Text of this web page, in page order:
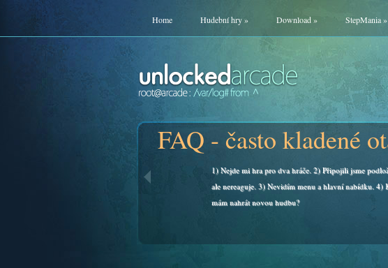
Home Hudební hry» Download» StepMania»
FAQ - často kladené
1) Nejde mi hra pro dva hráče. 2) Připojili jsme
ale nereaguje. 3) Nevidím menu a hlavní nabídku. 4)
mám nahrát novou hudbu?